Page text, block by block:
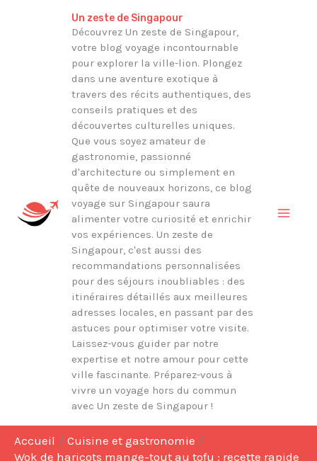
Un zeste de Singapour
Découvrez Un zeste de Singapour,
votre blog voyage incontournable
pour explorer la ville-lion. Plongez
dans une aventure exotique à
travers des récits authentiques, des
conseils pratiques et des
découvertes culturelles uniques.
Que vous soyez amateur de
gastronomie, passionné
d'architecture ou simplement en
quête de nouveaux horizons, ce blog
voyage sur Singapour saura
alimenter votre curiosité et enrichir
vos expériences. Un zeste de
Singapour, c'est aussi des
recommandations personnalisées
pour des séjours inoubliables : des
itinéraires détaillés aux meilleures
adresses locales, en passant par des
astuces pour optimiser votre visite.
Laissez-vous guider par notre
expertise et notre amour pour cette
ville fascinante. Préparez-vous à
vivre un voyage hors du commun
avec Un zeste de Singapour !
Accueil
Cuisine et gastronomie
Wok de haricots mange-tout au tofu : recette rapide
Rechercher